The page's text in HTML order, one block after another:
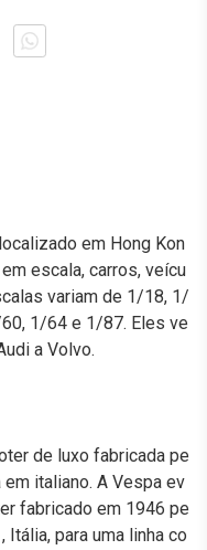
em Hong Kon
escala, carros, veícu
variam de 1/18, 1/
1/64 e 1/87. Eles ve
a Volvo.
de luxo fabricada pe
italiano. A Vespa ev
fabricado em 1946 pe
Itália, para uma linha co